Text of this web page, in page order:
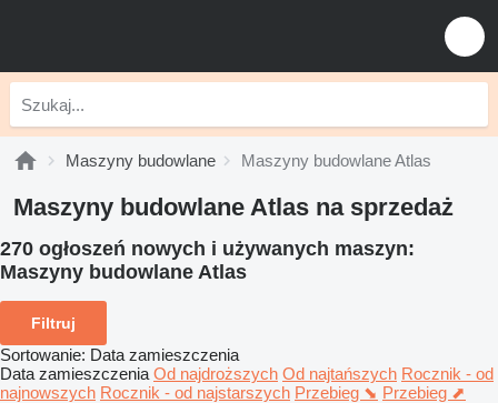
Maszyny budowlane Maszyny budowlane Atlas
Maszyny budowlane Atlas na sprzedaż
270 ogłoszeń nowych i używanych maszyn:
Maszyny budowlane Atlas
Filtruj
Sortowanie: Data zamieszczenia
Data zamieszczenia Od najdroższych Od najtańszych Rocznik - od
najnowszych Rocznik - od najstarszych Przebieg ⬊ Przebieg ⬈